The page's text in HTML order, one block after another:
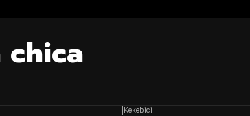
chica
Kekebici